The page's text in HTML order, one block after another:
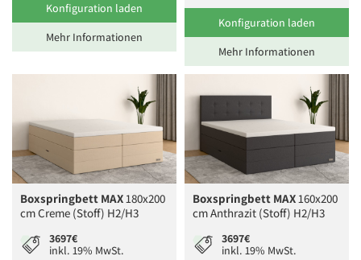
Konfiguration laden
Mehr Informationen
Konfiguration laden
Mehr Informationen
Boxspringbett MAX180x200
cm Creme (Stoff) H2/H3
3697€
inkl. 19% MwSt.
Boxspringbett MAX160x200
cm Anthrazit (Stoff) H2/H3
3697€
inkl. 19% MwSt.